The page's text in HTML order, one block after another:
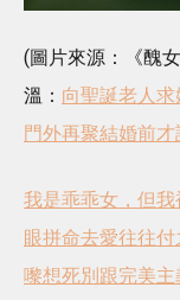
(圖片來源：《醜
溫： 向聖誕老人
門外再聚結婚前才
我是乖乖女，但我
眼拼命去愛往往付
嚟想死別跟完美